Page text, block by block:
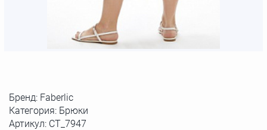
Бренд: Faberlic
Категория: Брюки
Артикул: СТ_7947